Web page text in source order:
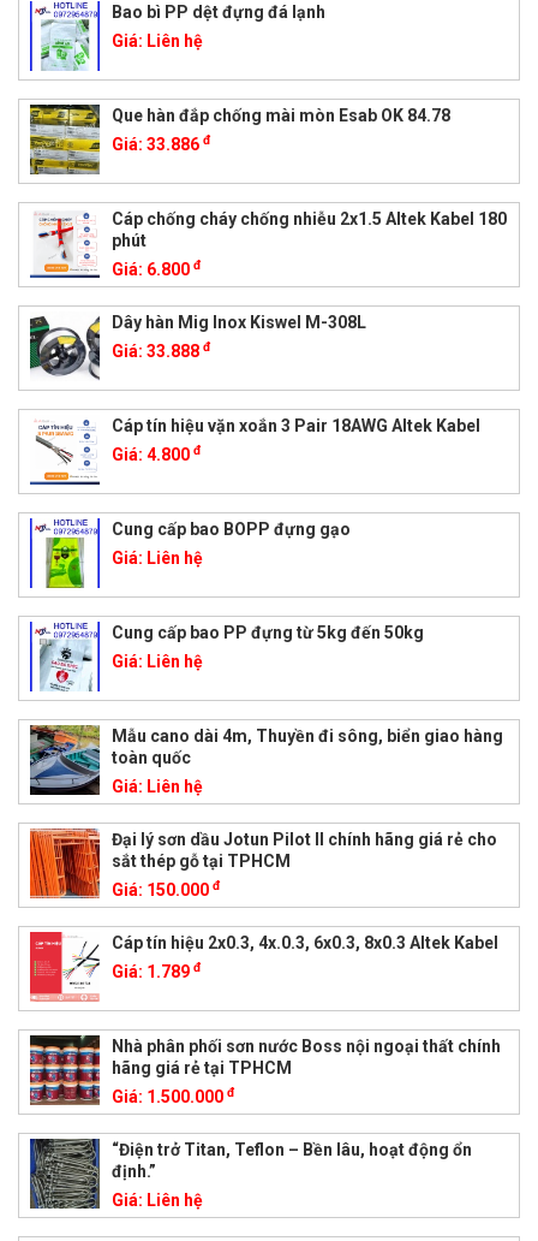
Bao bì PP dệt đựng đá lạnh
Giá: Liên hệ
Que hàn đắp chống mài mòn Esab OK 84.78
Giá: 33.886 đ
Cáp chống cháy chống nhiễu 2x1.5 Altek Kabel 180
phút
Giá: 6.800 đ
Dây hàn Mig Inox Kiswel M-308L
Giá: 33.888 đ
Cáp tín hiệu vặn xoắn 3 Pair 18AWG Altek Kabel
Giá: 4.800 đ
Cung cấp bao BOPP đựng gạo
Giá: Liên hệ
Cung cấp bao PP đựng từ 5kg đến 50kg
Giá: Liên hệ
Mẫu cano dài 4m, Thuyền đi sông, biển giao hàng
toàn quốc
Giá: Liên hệ
Đại lý sơn dầu Jotun Pilot II chính hãng giá rẻ cho
sắt thép gỗ tại TPHCM
Giá: 150.000 đ
Cáp tín hiệu 2x0.3, 4x.0.3, 6x0.3, 8x0.3 Altek Kabel
Giá: 1.789 đ
Nhà phân phối sơn nước Boss nội ngoại thất chính
hãng giá rẻ tại TPHCM
Giá: 1.500.000 đ
“Điện trở Titan, Teflon – Bền lâu, hoạt động ổn
định.”
Giá: Liên hệ